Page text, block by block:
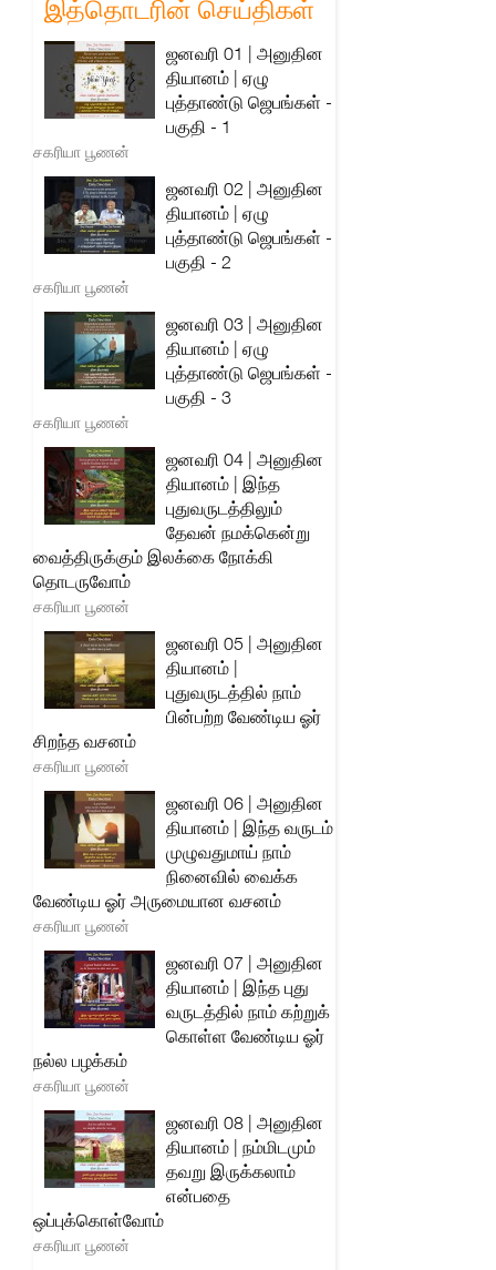
இத்தொடரின் செய்திகள்
ஜனவரி 01 | அனுதின
தியானம் | ஏழு
புத்தாண்டு ஜெபங்கள் -
பகுதி - 1
சகரியா பூணன்
ஜனவரி 02 | அனுதின
தியானம் | ஏழு
புத்தாண்டு ஜெபங்கள் -
பகுதி - 2
சகரியா பூணன்
ஜனவரி 03 | அனுதின
தியானம் | ஏழு
புத்தாண்டு ஜெபங்கள் -
பகுதி - 3
சகரியா பூணன்
ஜனவரி 04 | அனுதின
தியானம் | இந்த
புதுவருடத்திலும்
தேவன் நமக்கென்று
வைத்திருக்கும் இலக்கை நோக்கி
தொடருவோம்
சகரியா பூணன்
ஜனவரி 05 | அனுதின
தியானம் |
புதுவருடத்தில் நாம்
பின்பற்ற வேண்டிய ஓர்
சிறந்த வசனம்
சகரியா பூணன்
ஜனவரி 06 | அனுதின
தியானம் | இந்த வருடம்
முழுவதுமாய் நாம்
நினைவில் வைக்க
வேண்டிய ஓர் அருமையான வசனம்
சகரியா பூணன்
ஜனவரி 07 | அனுதின
தியானம் | இந்த புது
வருடத்தில் நாம் கற்றுக்
கொள்ள வேண்டிய ஓர்
நல்ல பழக்கம்
சகரியா பூணன்
ஜனவரி 08 | அனுதின
தியானம் | நம்மிடமும்
தவறு இருக்கலாம்
என்பதை
ஒப்புக்கொள்வோம்
சகரியா பூணன்